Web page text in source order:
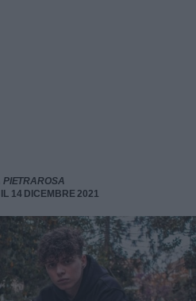
PIETRAROSA
14 DICEMBRE 2021